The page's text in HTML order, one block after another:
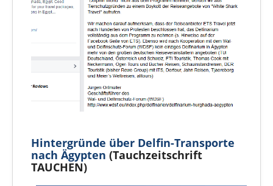
Hintergründe über Delfin-Transporte
nach Ägypten (Tauchzeitschrift
TAUCHEN)